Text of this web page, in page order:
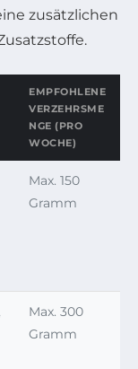
zusätzlichen
EMPFOHLENE
VERZEHRSME
NGE (PRO
WOCHE)
Max. 150
Gramm
Max. 300
Gramm